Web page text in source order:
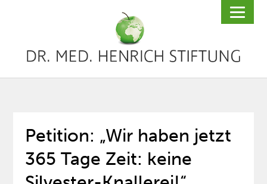
Petition: „Wir haben jetzt
365 Tage Zeit: keine